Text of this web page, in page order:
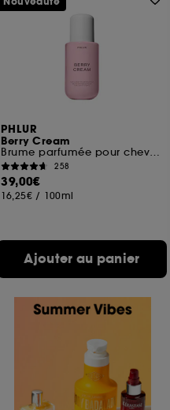
PHLUR
Berry Cream
Brume parfumée pour cheveux et corps
258
39,00€
16,25€ / 100ml
Ajouter au panier